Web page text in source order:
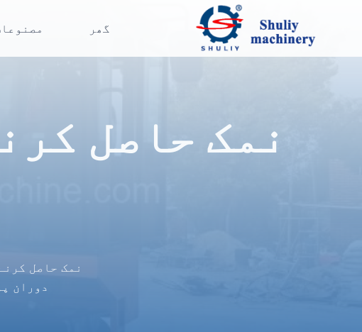
گھر
نمک حاصل
نمک حاصل
دوران